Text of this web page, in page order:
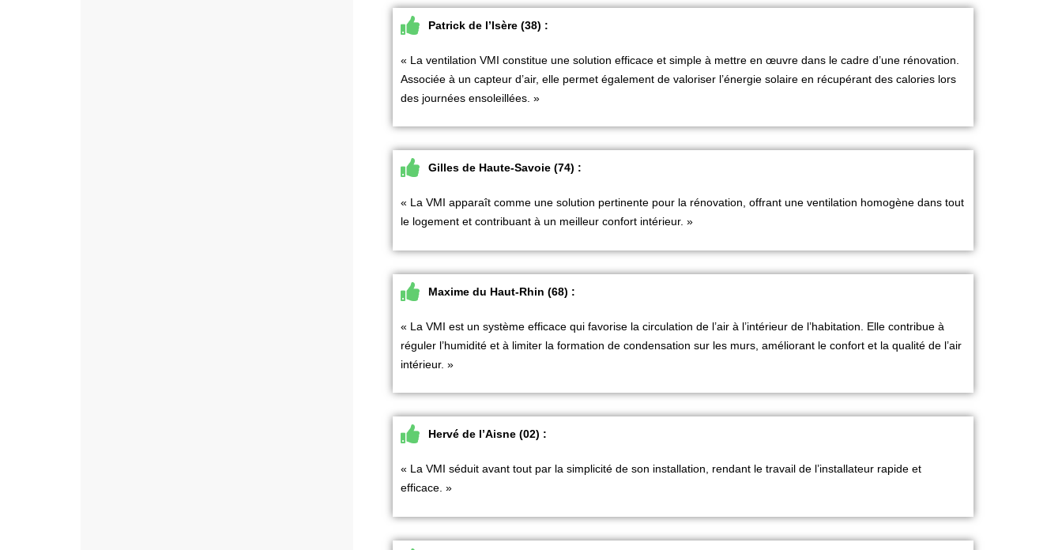
Patrick de l’Isère (38) :
« La ventilation VMI constitue une solution efficace et simple à mettre en œuvre dans le cadre d’une rénovation.
Associée à un capteur d’air, elle permet également de valoriser l’énergie solaire en récupérant des calories lors
des journées ensoleillées. »
Gilles de Haute-Savoie (74) :
« La VMI apparaît comme une solution pertinente pour la rénovation, offrant une ventilation homogène dans tout
le logement et contribuant à un meilleur confort intérieur. »
Maxime du Haut-Rhin (68) :
« La VMI est un système efficace qui favorise la circulation de l’air à l’intérieur de l’habitation. Elle contribue à
réguler l’humidité et à limiter la formation de condensation sur les murs, améliorant le confort et la qualité de l’air
intérieur. »
Hervé de l’Aisne (02) :
« La VMI séduit avant tout par la simplicité de son installation, rendant le travail de l’installateur rapide et
efficace. »